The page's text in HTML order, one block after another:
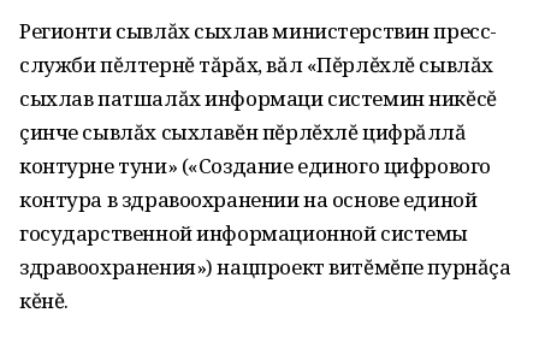
Регионти сывлăх сыхлав министерствин пресс-
служби пĕлтернĕ тăрăх, вăл «Пĕрлĕхлĕ сывлăх
сыхлав патшалăх информаци системин никĕсĕ
çинче сывлăх сыхлавĕн пĕрлĕхлĕ цифрăллă
контурне туни» («Создание единого цифрового
контура в здравоохранении на основе единой
государственной информационной системы
здравоохранения») нацпроект витĕмĕпе пурнăçа
кĕнĕ.